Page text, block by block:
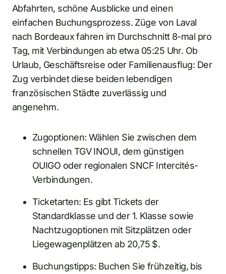
Abfahrten, schöne Ausblicke und einen
einfachen Buchungsprozess. Züge von Laval
nach Bordeaux fahren im Durchschnitt 8-mal pro
Tag, mit Verbindungen ab etwa 05:25 Uhr. Ob
Urlaub, Geschäftsreise oder Familienausflug: Der
Zug verbindet diese beiden lebendigen
französischen Städte zuverlässig und
angenehm.
Zugoptionen: Wählen Sie zwischen dem
schnellen TGV INOUI, dem günstigen
OUIGO oder regionalen SNCF Intercités-
Verbindungen.
Ticketarten: Es gibt Tickets der
Standardklasse und der 1. Klasse sowie
Nachtzugoptionen mit Sitzplätzen oder
Liegewagenplätzen ab 20,75 $.
Buchungstipps: Buchen Sie frühzeitig, bis